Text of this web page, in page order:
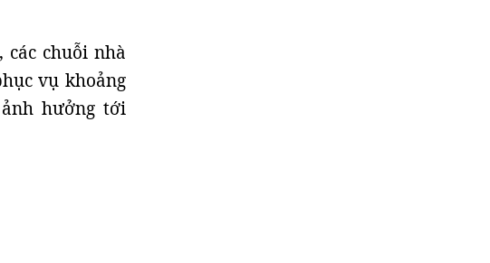
chuỗi nhà
vụ khoảng
hưởng tới